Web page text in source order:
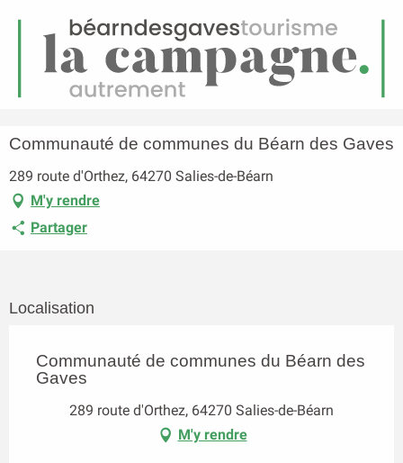
Menu
Communauté de communes du Béarn des Gaves
Communauté de communes du Béarn des Gaves
289 route d'Orthez, 64270 Salies-de-Béarn
M'y rendre
Partager
Localisation
Communauté de communes du Béarn des
Gaves
289 route d'Orthez, 64270 Salies-de-Béarn
M'y rendre